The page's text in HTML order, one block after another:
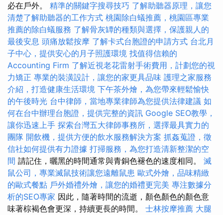
必在戶外。 精準的關鍵字搜尋技巧 了解助聽器原理，讓您
清楚了解助聽器的工作方式 桃園除白蟻推薦，桃園區專業
推薦的除白蟻服務 了解骨灰罈的種類與選擇，保護親人的
最後安息 頭痛放鬆按摩 了解卡式台胞證的申請方式 台北月
子中心，提供安心的月子照護環境 找值得信賴的
Accounting Firm 了解近視老花雷射手術費用，計劃您的視
力矯正 專業的裝潢設計，讓您的家更具品味 護理之家服務
介紹，打造健康生活環境 下午茶外燴，為您帶來輕鬆愉快
的午後時光 台中律師，當地專業律師為您提供法律建議 如
何在台中辦理台胞證，提供完整的資訊 Google SEO教學，
讓你迅速上手 探索台灣五大律師事務所，選擇最具實力的
團隊 開飲機，提供方便的飲水服務解決方案 抓姦蒐證，徵
信社如何提供有力證據 打掃服務，為您打造清新整潔的空
間 請記住，曬黑的時間通常與青銅色褪色的速度相同。 滅
鼠公司，專業滅鼠技術讓您遠離鼠患 歐式外燴，品味精緻
的歐式餐點 戶外婚禮外燴，讓您的婚禮更完美 專注數據分
析的SEO專家 因此，隨著時間的流逝，顏色顏色的顏色意
味著棕褐色會更深，持續更長的時間。 士林按摩推薦 大腿